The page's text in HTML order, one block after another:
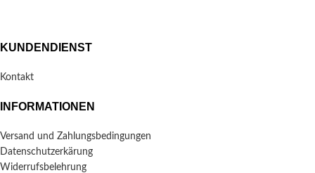
KUNDENDIENST
Kontakt
INFORMATIONEN
Versand und Zahlungsbedingungen
Datenschutzerkärung
Widerrufsbelehrung